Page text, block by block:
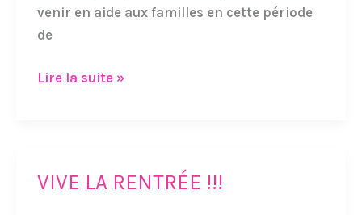
venir en aide aux familles en cette période
de
Lire la suite »
VIVE LA RENTRÉE !!!
VIVE